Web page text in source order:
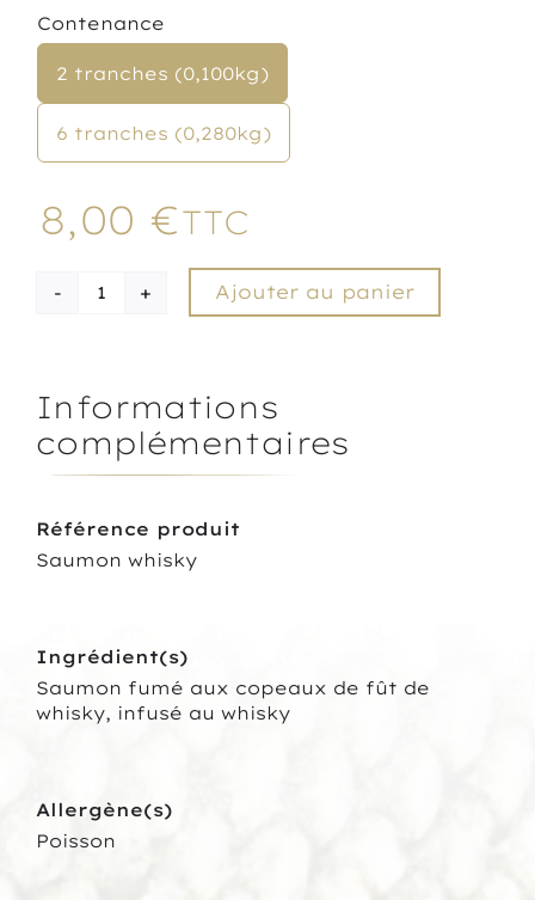
Contenance
2 tranches (0,100kg)
6 tranches (0,280kg)
8,00 €TTC
quantité
au
de
whisky
infusé
au
Ajouter au panier
Informations
complémentaires
Référence produit
Saumon whisky
Ingrédient(s)
Saumon fumé aux copeaux de fût de
whisky, infusé au whisky
Allergène(s)
Poisson